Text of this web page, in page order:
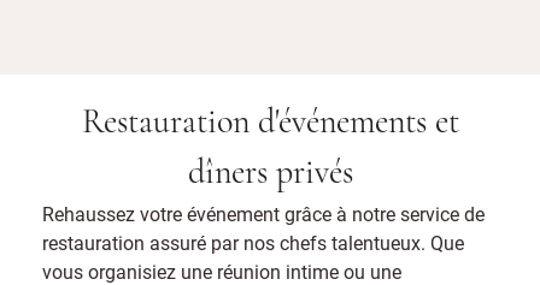
Restauration d'événements et
dîners privés
Rehaussez votre événement grâce à notre service de
restauration assuré par nos chefs talentueux. Que
vous organisiez une réunion intime ou une